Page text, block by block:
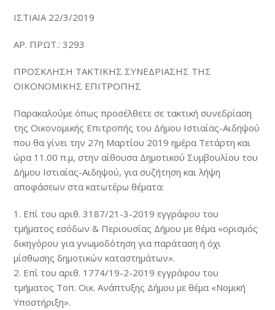
ΙΣΤΙΑΙΑ 22/3/2019
ΑΡ. ΠΡΩΤ.: 3293
ΠΡΟΣΚΛΗΣΗ ΤΑΚΤΙΚΗΣ ΣΥΝΕΔΡΙΑΣΗΣ ΤΗΣ
ΟΙΚΟΝΟΜΙΚΗΣ ΕΠΙΤΡΟΠΗΣ
Παρακαλούμε όπως προσέλθετε σε τακτική συνεδρίαση
της Οικονομικής Επιτροπής του Δήμου Ιστιαίας-Αιδηψού
που θα γίνει την 27η Μαρτίου 2019 ημέρα Τετάρτη και
ώρα 11.00 π.μ, στην αίθουσα Δημοτικού Συμβουλίου του
Δήμου Ιστιαίας-Αιδηψού, για συζήτηση και λήψη
αποφάσεων στα κατωτέρω θέματα:
1. Επί του αριθ. 3187/21-3-2019 εγγράφου του
τμήματος εσόδων & Περιουσίας Δήμου με θέμα «ορισμός
δικηγόρου για γνωμοδότηση για παράταση ή όχι
μίσθωσης δημοτικών καταστημάτων».
2. Επί του αριθ. 1774/19-2-2019 εγγράφου του
τμήματος Τοπ. Οικ. Ανάπτυξης Δήμου με θέμα «Νομική
Υποστήριξη».